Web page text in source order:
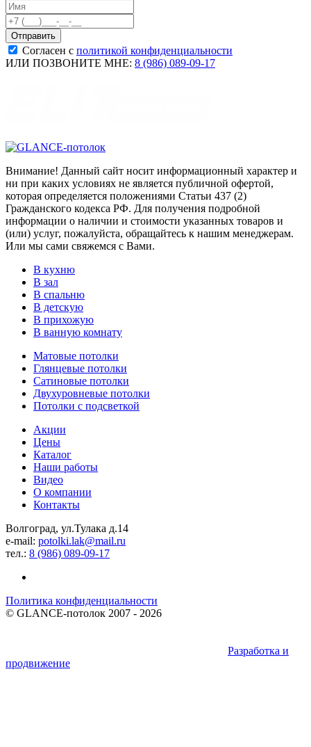
Согласен с политикой конфиденциальности
ИЛИ ПОЗВОНИТЕ МНЕ: 8 (986) 089-09-17
Внимание! Данный сайт носит информационный характер и
ни при каких условиях не является публичной офертой,
которая определяется положениями Статьи 437 (2)
Гражданского кодекса РФ. Для получения подробной
информации о наличии и стоимости указанных товаров и
(или) услуг, пожалуйста, обращайтесь к нашим менеджерам.
Или мы сами свяжемся с Вами.
В кухню
В зал
В спальню
В детскую
В прихожую
В ванную комнату
Матовые потолки
Глянцевые потолки
Сатиновые потолки
Двухуровневые потолки
Потолки с подсветкой
Акции
Цены
Каталог
Наши работы
Видео
О компании
Контакты
Волгоград, ул.Тулака д.14
e-mail: potolki.lak@mail.ru
тел.: 8 (986) 089-09-17
Политика конфиденциальности
© GLANCE-потолок 2007 - 2026
Разработка и
продвижение